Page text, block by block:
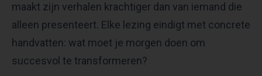
maakt zijn verhalen krachtiger dan van iemand die
alleen presenteert. Elke lezing eindigt met concrete
handvatten: wat moet je morgen doen om
succesvol te transformeren?